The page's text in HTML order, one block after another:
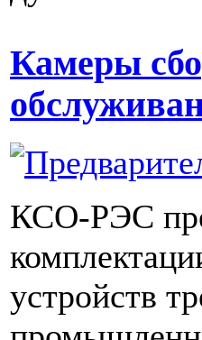
Камеры
КСО-РЭС
устройств